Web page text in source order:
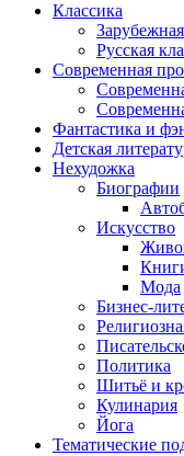
Классика
Русская
Современная
Фантастика и
Детская
Нехудожка
Биографии
Искусство
Мода
Бизнес-
Политика
Шитьё и
Кулинария
Йога
Тематические